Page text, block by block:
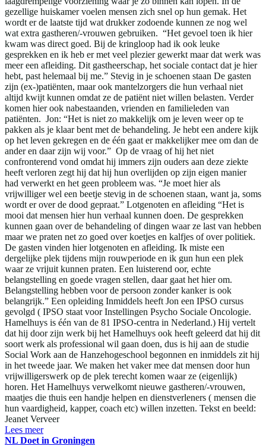
gezellige huiskamer voelen mensen zich snel op hun gemak. Het
wordt er de laatste tijd wat drukker zodoende kunnen ze nog wel
wat extra gastheren/-vrouwen gebruiken. “Het gevoel toen ik hier
kwam was direct goed. Bij de kringloop had ik ook leuke
gesprekken en ik heb er met veel plezier gewerkt maar dat werk was
meer een afleiding. Dit gastheerschap, het sociale contact dat je hier
hebt, past helemaal bij me.” Stevig in je schoenen staan De gasten
zijn (ex-)patiënten, maar ook mantelzorgers die hun verhaal niet
altijd kwijt kunnen omdat ze de patiënt niet willen belasten. Verder
komen hier ook nabestaanden, vrienden en familieleden van
patiënten. Jon: “Het is niet zo makkelijk om je leven weer op te
pakken als je klaar bent met de behandeling. Je hebt een andere kijk
op het leven gekregen en de één gaat er makkelijker mee om dan de
ander en daar zijn wij voor.” Op de vraag of hij het niet
confronterend vond omdat hij immers zijn ouders aan deze ziekte
heeft verloren zegt hij dat hij hun overlijden op zijn eigen manier
had verwerkt en het geen probleem was. “Je moet hier als
vrijwilliger wel een beetje stevig in de schoenen staan, want ja, soms
wordt er over de dood gepraat.” Lotgenoten en afleiding “Het is
mooi dat mensen hier hun verhaal kunnen doen. De gesprekken
kunnen gaan over de behandeling of dingen waar ze last van hebben
maar we praten net zo goed over koetjes en kalfjes of over politiek.
De gasten vinden hier lotgenoten en afleiding. Ik miste een
dergelijke plek tijdens mijn rouwperiode en ik gun hun een plek
waar ze vrijuit kunnen praten. Een luisterend oor, echte
belangstelling en goede vragen stellen, daar gaat het hier om.
Belangstelling hebben voor de persoon zonder kanker is ook
belangrijk.” Een opleiding Inmiddels heeft Jon een IPSO cursus
gevolgd ( IPSO staat voor Instellingen Psycho Sociale Oncologie.
Hamelhuys is één van de 81 IPSO-centra in Nederland.) Hij vertelt
dat hij door zijn werk bij het Hamelhuys ook heeft geleerd dat hij dit
soort werk als professional wil gaan doen, dus is hij aan de studie
Social Work aan de Hanzehogeschool begonnen en inmiddels zit hij
in het tweede jaar. We maken het vaker mee dat mensen door hun
vrijwilligerswerk op de plek terecht komen waar ze (eigenlijk)
horen. Het Hamelhuys verwelkomt nieuwe gastheren/-vrouwen,
maatjes die thuis een handje helpen en dienstverleners ( mensen die
hun vaardigheid, kapper, coach etc) willen inzetten. Tekst en beeld:
Jeanet Verveer
Lees meer
NL Doet in Groningen